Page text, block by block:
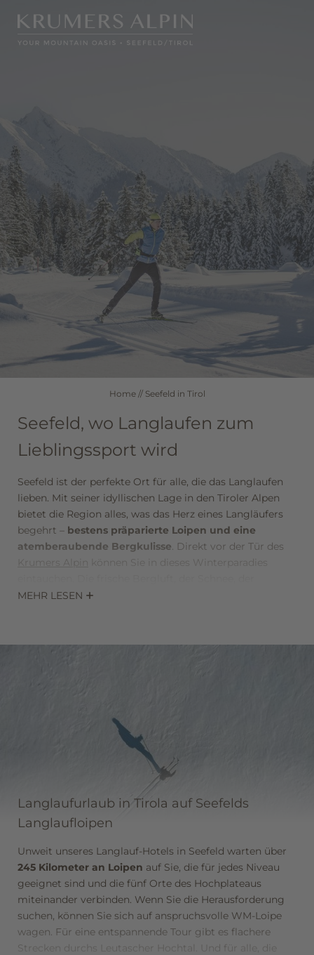
WELLNESS
Hotel
Wellness
Zimmer & Angebote
Seefeld in Tirol
Winter
Ihre Gästekarte
Gutscheine
DE
Home // Seefeld in Tirol
Seefeld, wo Langlaufen zum
Lieblingssport wird
Seefeld ist der perfekte Ort für alle, die das Langlaufen
lieben. Mit seiner idyllischen Lage in den Tiroler Alpen
bietet die Region alles, was das Herz eines Langläufers
begehrt – bestens präparierte Loipen und eine
atemberaubende Bergkulisse . Direkt vor der Tür des
Krumers Alpin
können Sie in dieses Winterparadies
glitzernd in der Sonne strahlt, und die Stille der Natur
Sportler sind – im Langlaufurlaub in Seefeld finden Sie
MEHR LESEN
Langlaufurlaub in Tirola auf Seefelds
Langlaufloipen
Unweit unseres Langlauf-Hotels in Seefeld warten über
245 Kilometer an Loipen auf Sie, die für jedes Niveau
geeignet sind und die fünf Orte des Hochplateaus
miteinander verbinden. Wenn Sie die Herausforderung
suchen, können Sie sich auf anspruchsvolle WM-Loipe
wagen. Für eine entspannende Tour gibt es flachere
Strecken durchs Leutascher Hochtal. Und für alle, die